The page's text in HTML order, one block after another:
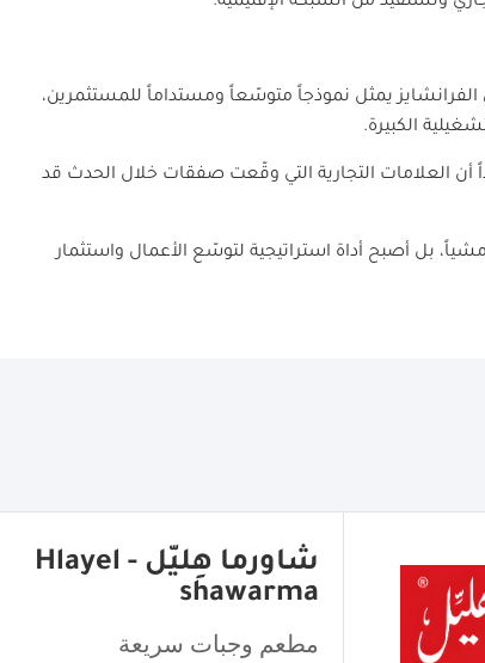
في البحرين: إن الفرانشايز يمثل نموذجاً متوسّعاً ومستداماً للمستثمرين،
الكبيرة.
العلامات التجارية التي وقّعت صفقات خلال الحدث قد
هامشياً، بل أصبح أداة استراتيجية لتوسّع الأعمال واستثمار
شاورما هِليّل - Hlayel
shawarma
مطعم وجبات سريعة